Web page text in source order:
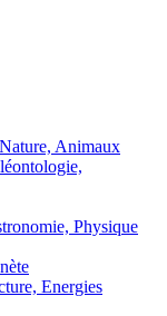
Animaux
Physique
Energies